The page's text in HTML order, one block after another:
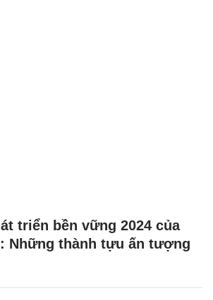
triển bền vững 2024 của
Những thành tựu ấn tượng